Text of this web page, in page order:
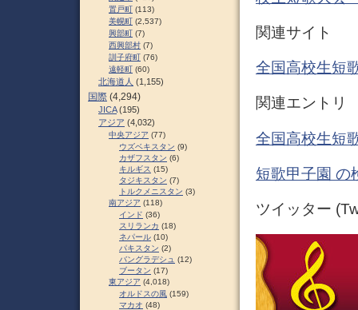
関連サイト
全国高校生短
関連エントリ
全国高校生短
短歌甲子園 の
ツイッター
置戸町 (113)
美幌町 (2,537)
興部町 (7)
西興部村 (7)
訓子府町 (76)
遠軽町 (60)
北海道人 (1,155)
国際 (4,294)
JICA(195)
アジア (4,032)
中央アジア (77)
ウズベキスタン (9)
カザフスタン (6)
キルギス (15)
タジキスタン (7)
トルクメニスタン (3)
南アジア (118)
インド (36)
スリランカ (18)
ネパール (10)
パキスタン (2)
バングラデシュ (12)
ブータン (17)
東アジア (4,018)
オルドスの風 (159)
マカオ (48)